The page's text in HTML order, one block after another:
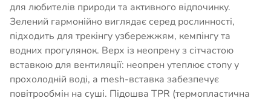
для любителів природи та активного відпочинку.
Зелений гармонійно виглядає серед рослинності,
підходить для трекінгу узбережжям, кемпінгу та
водних прогулянок. Верх із неопрену з сітчастою
вставкою для вентиляції: неопрен утеплює стопу у
прохолодній воді, а mesh-вставка забезпечує
повітрообмін на суші. Підошва TPR (термопластична